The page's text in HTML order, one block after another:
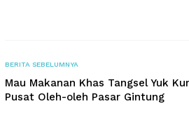
BERITA SEBELUMNYA
Mau Makanan Khas Tangsel Yuk
Pusat Oleh-oleh Pasar Gintung